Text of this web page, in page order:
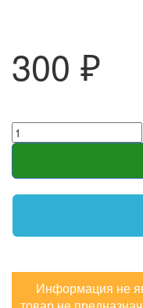
300 ₽
Информация не